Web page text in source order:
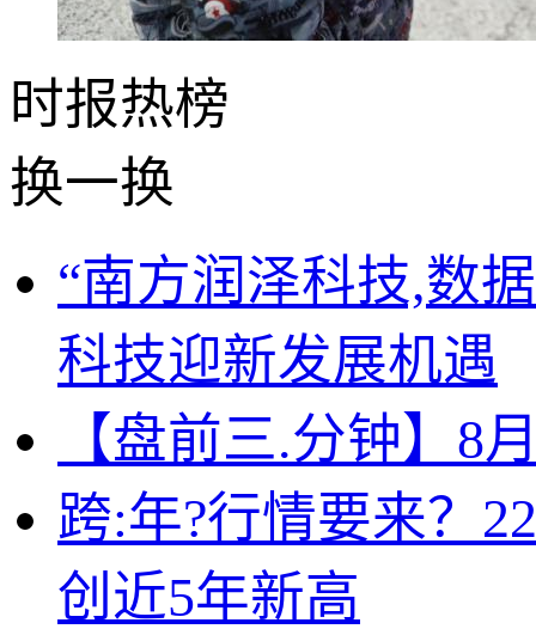
时报热榜
换一换
“南方润泽科技,数
科技迎新发展机遇
【盘前三.分钟】8
跨:年?行情要来？
创近5年新高